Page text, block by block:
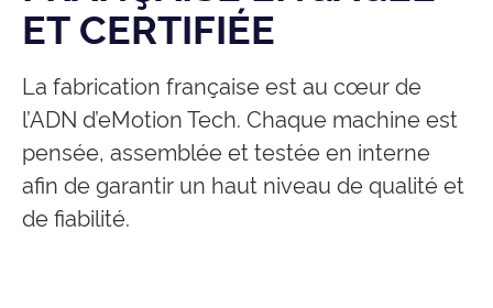
ET CERTIFIÉE
La fabrication française est au cœur de
l’ADN d’eMotion Tech. Chaque machine est
pensée, assemblée et testée en interne
afin de garantir un haut niveau de qualité et
de fiabilité.